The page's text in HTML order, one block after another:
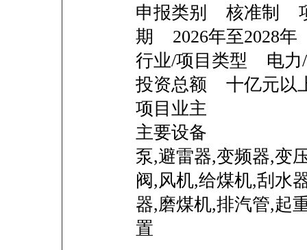
申报类别 核准制
期 2026年至2028年
行业/项目类型 电力
投资总额 十亿
项目业主
主要设备
泵,避雷器,变频器,变
阀,风机,给煤机,刮水
器,磨煤机,排汽管,起
置